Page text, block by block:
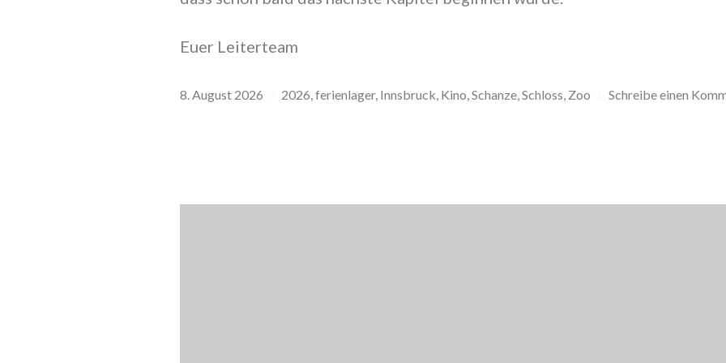
Euer Leiterteam
8. August 2026 2026 ferienlager, Innsbruck Kino Schanze Schloss Zoo Schreibe einen